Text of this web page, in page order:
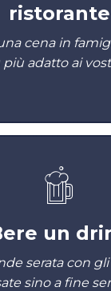
ristorante
cena in
adatto ai
un
serata con
sino a fine